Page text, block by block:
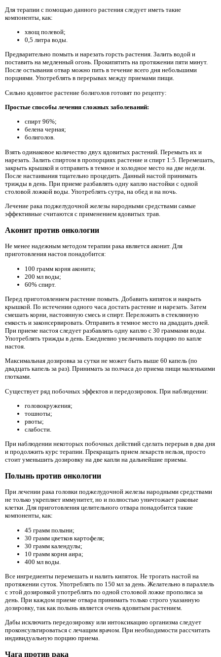
Для терапии с помощью данного растения следует иметь такие
компоненты, как:
хвощ полевой;
0,5 литра воды.
Предварительно помыть и нарезать горсть растения. Залить водой и
поставить на медленный огонь. Прокипятить на протяжении пяти минут.
После остывания отвар можно пить в течение всего дня небольшими
порциями. Употреблять в перерывах между приемами пищи.
Сильно ядовитое растение болиголов готовят по рецепту:
Простые способы лечения сложных заболеваний:
спирт 96%;
белена черная;
болиголов.
Взять одинаковое количество двух ядовитых растений. Перемыть их и
нарезать. Залить спиртом в пропорциях растение и спирт 1:5. Перемешать,
закрыть крышкой и отправить в темное и холодное место на две недели.
После настаивания тщательно процедить. Данный настой принимать
трижды в день. При приеме разбавлять одну каплю настойки с одной
столовой ложкой воды. Употреблять сутра, на обед и на ночь.
Лечение рака поджелудочной железы народными средствами самые
эффективные считаются с применением ядовитых трав.
Аконит против онкологии
Не менее надежным методом терапии рака является аконит. Для
приготовления настоя понадобится:
100 грамм корня аконита;
200 мл воды;
60% спирт.
Перед приготовлением растение помыть. Добавить кипяток и накрыть
крышкой. По истечении одного часа достать растение и нарезать. Затем
смешать корни, настоянную смесь и спирт. Переложить в стеклянную
емкость и законсервировать. Отправить в темное место на двадцать дней.
При приеме настоя следует разбавлять одну каплю с 30 граммами воды.
Употреблять трижды в день. Ежедневно увеличивать порцию по капле
настоя.
Максимальная дозировка за сутки не может быть выше 60 капель (по
двадцать капель за раз). Принимать за полчаса до приема пищи маленькими
глотками.
Существует ряд побочных эффектов и передозировок. При наблюдении:
головокружения;
тошноты;
рвоты;
слабости.
При наблюдении некоторых побочных действий сделать перерыв в два дня
и продолжить курс терапии. Прекращать прием лекарств нельзя, просто
стоит уменьшить дозировку на две капли на дальнейшие приемы.
Полынь против онкологии
При лечении рака головки поджелудочной железы народными средствами
не только укрепляет иммунитет, но и полностью уничтожает раковые
клетки. Для приготовления целительного отвара понадобится такие
компоненты, как:
45 грамм полыни;
30 грамм цветков картофеля;
30 грамм календулы;
10 грамм корня аира;
400 мл воды.
Все ингредиенты перемешать и налить кипяток. Не трогать настой на
протяжении суток. Употреблять по 150 мл за день. Желательно в параллель
с этой дозировкой употреблять по одной столовой ложке прополиса за
день. При каждом приеме отвара принимать только строго указанную
дозировку, так как полынь является очень ядовитым растением.
Дабы исключить передозировку или интоксикацию организма следует
проконсультироваться с лечащим врачом. При необходимости рассчитать
индивидуальную порцию приема.
Чага против рака